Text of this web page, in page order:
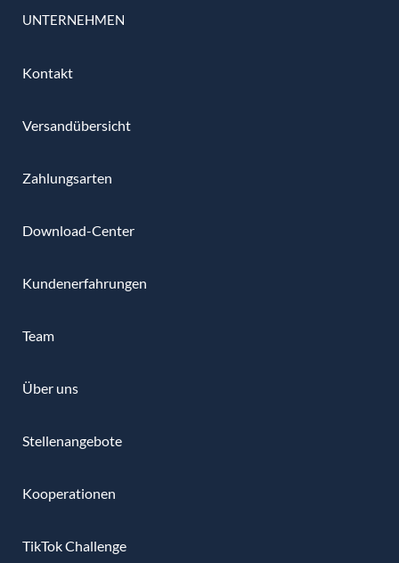
UNTERNEHMEN
Kontakt
Versandübersicht
Zahlungsarten
Download-Center
Kundenerfahrungen
Team
Über uns
Stellenangebote
Kooperationen
TikTok Challenge